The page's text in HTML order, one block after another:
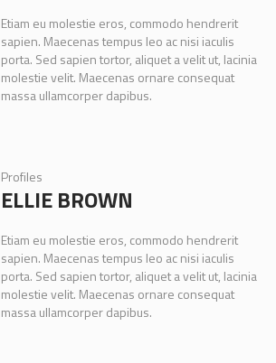
Etiam eu molestie eros, commodo hendrerit
sapien. Maecenas tempus leo ac nisi iaculis
porta. Sed sapien tortor, aliquet a velit ut, lacinia
molestie velit. Maecenas ornare consequat
massa ullamcorper dapibus.
Profiles
ELLIE BROWN
Etiam eu molestie eros, commodo hendrerit
sapien. Maecenas tempus leo ac nisi iaculis
porta. Sed sapien tortor, aliquet a velit ut, lacinia
molestie velit. Maecenas ornare consequat
massa ullamcorper dapibus.